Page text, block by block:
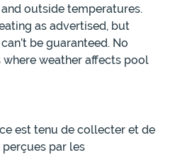
outside temperatures.
as advertised, but
be guaranteed. No
weather affects pool
est tenu de collecter et de
par les